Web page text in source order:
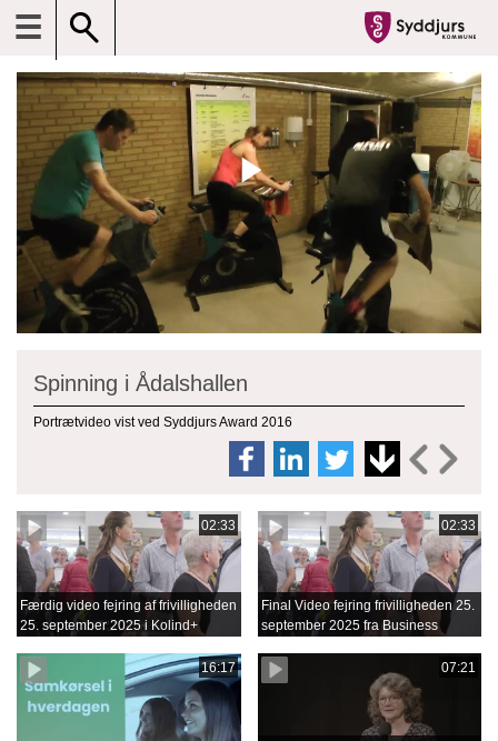
☰
Spinning i Ådalshallen
Portrætvideo vist ved Syddjurs Award 2016
02:33
Færdig video fejring af frivilligheden
25. september 2025 i Kolind+
02:33
Final Video fejring frivilligheden 25.
september 2025 fra Business
16:17
07:21